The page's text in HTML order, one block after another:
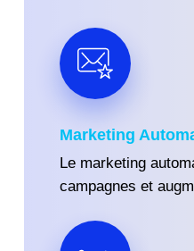
Marketing
Le marketing
campagnes et